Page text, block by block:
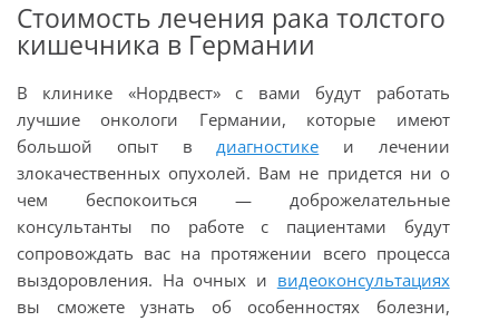
Стоимость лечения рака толстого
кишечника в Германии
В клинике «Нордвест» с вами будут работать
лучшие онкологи Германии, которые имеют
большой опыт вдиагностике и лечении
злокачественных опухолей. Вам не придется ни о
чем беспокоиться — доброжелательные
консультанты по работе с пациентами будут
сопровождать вас на протяжении всего процесса
выздоровления. На очных и видеоконсультациях
вы сможете узнать об особенностях болезни,